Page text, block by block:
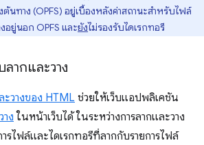
นทาง (OPFS) อยู่เบื้องหลังค่าสถานะสำหรับไฟล์
ยู่นอก OPFS และยังไม่รองรับไดเรกทอรี
ากและวาง
วางของ HTML ช่วยให้เว็บแอปพลิเคชัน
ง ในหน้าเว็บได้ ในระหว่างการลากและวาง
รไฟล์และไดเรกทอรีที่ลากกับรายการไฟล์